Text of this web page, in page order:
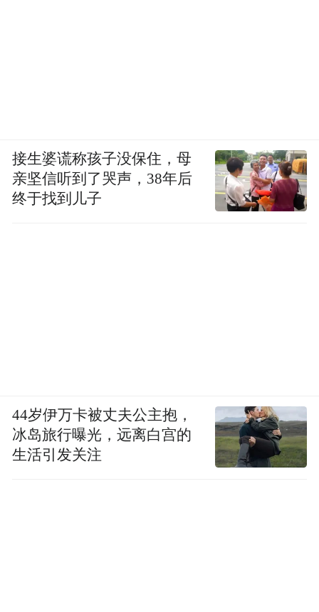
接生婆谎称孩子没保住，母
亲坚信听到了哭声，38年后
终于找到儿子
44岁伊万卡被丈夫公主抱，
冰岛旅行曝光，远离白宫的
生活引发关注